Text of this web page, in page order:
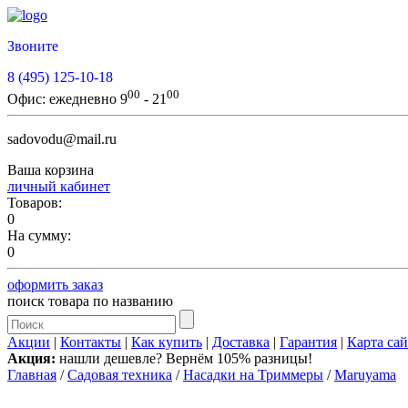
Звоните
8 (495) 125-10-18
Офис: ежедневно 900 - 21 00
sadovodu@mail.ru
Ваша корзина
личный кабинет
Товаров:
0
На сумму:
0
оформить заказ
поиск товара по названию
Акции | Контакты | Как купить | Доставка | Гарантия | Карта
Акция: нашли дешевле? Вернём 105% разницы!
Главная /Садовая техника /Насадки на Триммеры /Maruyama